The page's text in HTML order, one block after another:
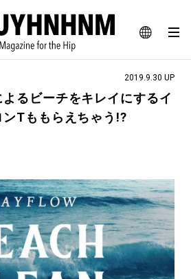
JA
EN
BLOG SNAP
、カルチャー、ライフスタイルWEBマガジン
#マイナーグッド図鑑
#MONTHLY JOURNAL
#フイナムのYouTube
#FOCUS IT #AH.H
2019.9.30 UP
るビーチをキレイにするイ
Tももらえちゃう!?